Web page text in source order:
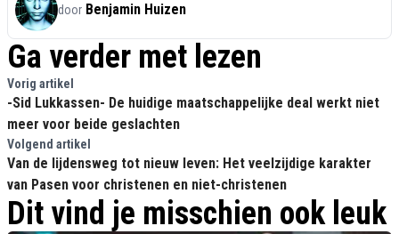
door Benjamin Huizen
Ga verder met lezen
Vorig artikel
-Sid Lukkassen- De huidige maatschappelijke deal werkt niet
meer voor beide geslachten
Volgend artikel
Van de lijdensweg tot nieuw leven: Het veelzijdige karakter
van Pasen voor christenen en niet-christenen
Dit vind je misschien ook leuk